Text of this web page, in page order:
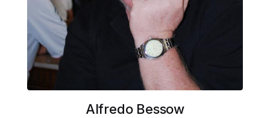
Alfredo Bessow